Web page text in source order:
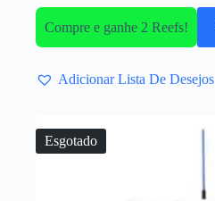
Compre e ganhe 2 Reefs!
Adicionar Lista De Desejos
Esgotado